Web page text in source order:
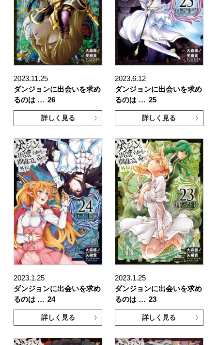
2023.11.25
ダンジョンに出会いを求め
るのは … 26
詳しく見る
2023.6.12
ダンジョンに出会いを求め
るのは … 25
詳しく見る
2023.1.25
ダンジョンに出会いを求め
るのは … 24
詳しく見る
2023.1.25
ダンジョンに出会いを求め
るのは … 23
詳しく見る